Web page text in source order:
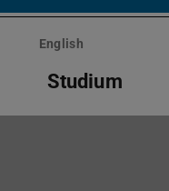
English
Studium